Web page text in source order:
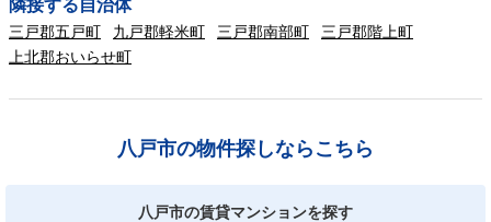
隣接する自治体
三戸郡五戸町 九戸郡軽米町 三戸郡南部町
三戸郡階上町
上北郡おいらせ町
八戸市の物件探しならこちら
八戸市の賃貸マンションを探す